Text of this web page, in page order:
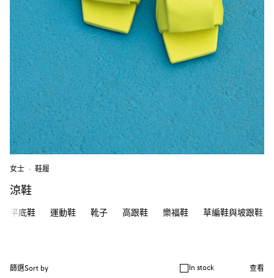
女士 鞋履
涼鞋
平底鞋 運動鞋 靴子 高跟鞋 樂福鞋 草編鞋與坡跟鞋
篩選Sort by In stock 查看